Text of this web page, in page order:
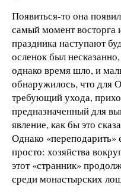
Появиться-то она
самый момент восторга
праздника наступают
осленок был
однако время шло, и
обнаружилось, что для
требующий ухода,
предназначенный для
явление, как бы это
Однако «переподарить»
просто: хозяйства
этот «странник»
среди монастырских